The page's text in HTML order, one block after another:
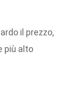
il prezzo,
più alto